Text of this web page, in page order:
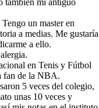
también mi antiguo
un master en
a medias. Me gustaría
a ello.
en Tenis y Fútbol
fan de la NBA.
5 veces del colegio,
unas 10 veces y